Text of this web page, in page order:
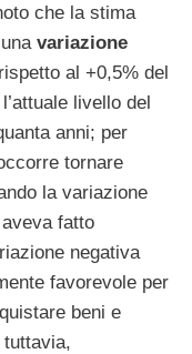
che la stima
variazione
al +0,5% del
livello del
anni; per
tornare
la variazione
aveva fatto
negativa
favorevole per
beni e